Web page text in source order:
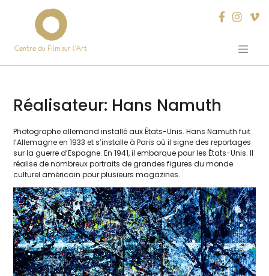
Centre du Film sur l’Art
Réalisateur: Hans Namuth
Photographe alle­mand ins­tal­lé aux États-Unis. Hans Namuth fuit
l’Allemagne en 1933 et s’ins­talle à Paris où il signe des repor­tages
sur la guerre d’Espagne. En 1941, il embarque pour les États-Unis. Il
réa­lise de nom­breux por­traits de grandes figures du monde
cultu­rel amé­ri­cain pour plu­sieurs magazines.